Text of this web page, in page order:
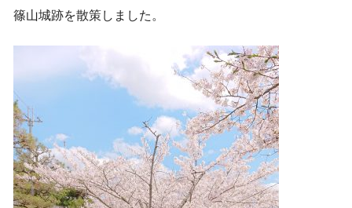
篠山城跡を散策しました。